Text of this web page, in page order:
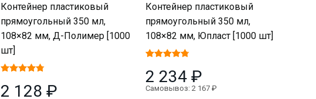
Контейнер пластиковый
прямоугольный 350 мл,
108×82 мм, Д-Полимер [1000
шт]
2 128 ₽
Контейнер пластиковый
прямоугольный 350 мл,
108×82 мм, Юпласт [1000 шт]
2 234 ₽
Самовывоз: 2 167 ₽